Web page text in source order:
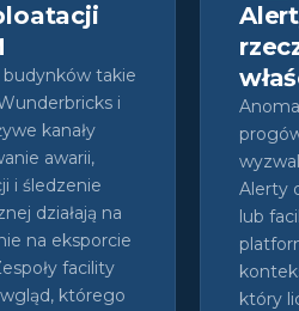
takie
i
kanały
awarii,
i śledzenie
działają na
na eksporcie
facility
którego
Alerty
lub
który